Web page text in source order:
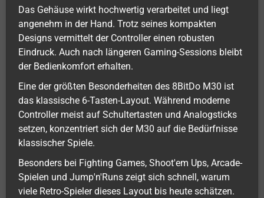
Das Gehäuse wirkt hochwertig verarbeitet und liegt
angenehm in der Hand. Trotz seines kompakten
Designs vermittelt der Controller einen robusten
Eindruck. Auch nach längeren Gaming-Sessions bleibt
der Bedienkomfort erhalten.
Eine der größten Besonderheiten des 8BitDo M30 ist
das klassische 6-Tasten-Layout. Während moderne
Controller meist auf Schultertasten und Analogsticks
setzen, konzentriert sich der M30 auf die Bedürfnisse
klassischer Spiele.
Besonders bei Fighting Games, Shoot'em Ups, Arcade-
Spielen und Jump'n'Runs zeigt sich schnell, warum
viele Retro-Spieler dieses Layout bis heute schätzen.